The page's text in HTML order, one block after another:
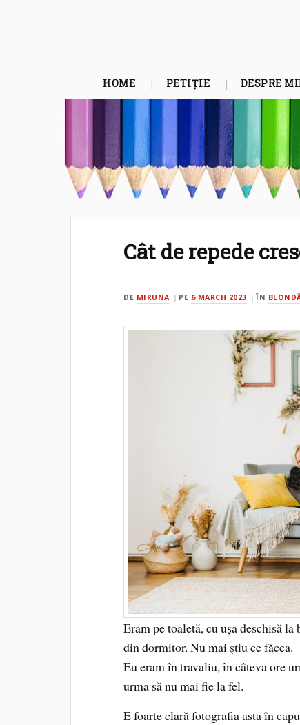
HOME PETIȚIE DESPRE
Cât de repede
DE MIRUNA PE 6 MARCH 2023 ÎN
Eram pe toaletă, cu ușa deschisă
din dormitor. Nu mai știu ce făcea.
Eu eram în travaliu, în câteva ore
urma să nu mai fie la fel.
E foarte clară fotografia asta în